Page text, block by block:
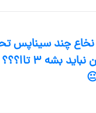
چند سیناپس
مشاهده میشه؟ این